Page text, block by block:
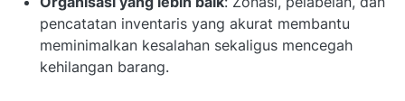
pencatatan inventaris yang akurat membantu
meminimalkan kesalahan sekaligus mencegah
kehilangan barang.